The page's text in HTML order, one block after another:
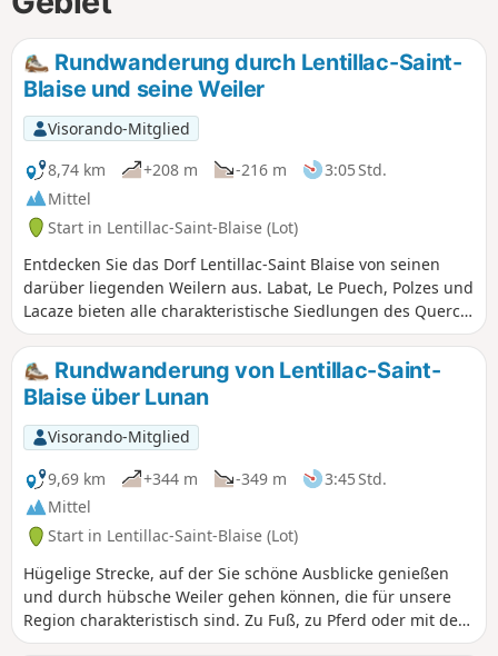
Rundwanderung durch Lentillac-Saint-
Blaise und seine Weiler
Visorando-Mitglied
8,74 km
+208 m -216 m
3:05 Std.
Mittel
Start in Lentillac-Saint-Blaise (Lot)
Entdecken Sie das Dorf Lentillac-Saint Blaise von seinen
darüber liegenden Weilern aus. Labat, Le Puech, Polzes und
Lacaze bieten alle charakteristische Siedlungen des Quercy
und zeugen von der dort ausgeübten Landwirtschaft und
Weinbau. Warnung des Moderators vom 26.01.2021:
Achtung! Wegfall von Wegen in der Nähe des Steinbruchs,
siehe Hinweise.
Rundwanderung von Lentillac-Saint-
Blaise über Lunan
Visorando-Mitglied
9,69 km
+344 m -349 m
3:45 Std.
Mittel
Start in Lentillac-Saint-Blaise (Lot)
Hügelige Strecke, auf der Sie schöne Ausblicke genießen
und durch hübsche Weiler gehen können, die für unsere
Region charakteristisch sind. Zu Fuß, zu Pferd oder mit dem
Mountainbike möglich.